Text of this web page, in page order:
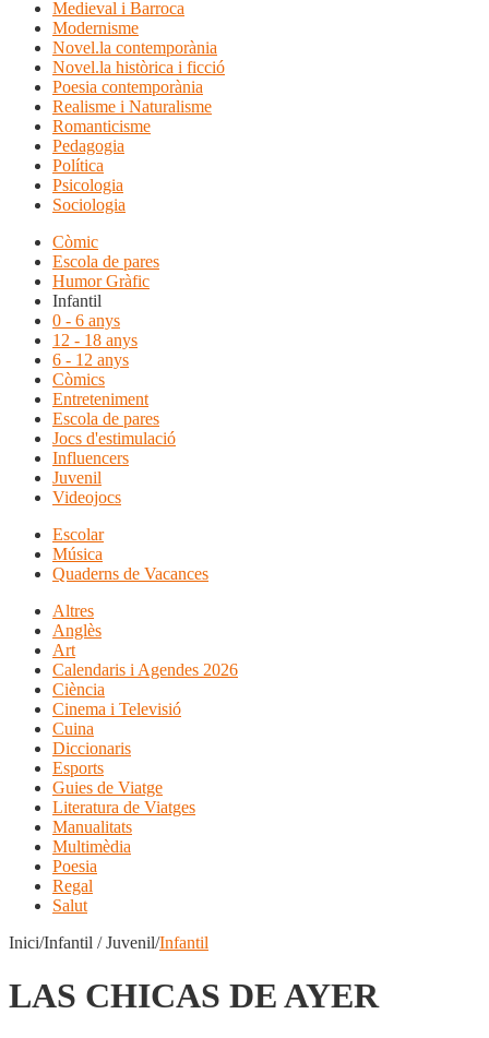
Medieval i Barroca
Modernisme
Novel.la contemporània
Novel.la històrica i ficció
Poesia contemporània
Realisme i Naturalisme
Romanticisme
Pedagogia
Política
Psicologia
Sociologia
Còmic
Escola de pares
Humor Gràfic
Infantil
0 - 6 anys
12 - 18 anys
6 - 12 anys
Còmics
Entreteniment
Escola de pares
Jocs d'estimulació
Influencers
Juvenil
Videojocs
Escolar
Música
Quaderns de Vacances
Altres
Anglès
Art
Calendaris i Agendes 2026
Ciència
Cinema i Televisió
Cuina
Diccionaris
Esports
Guies de Viatge
Literatura de Viatges
Manualitats
Multimèdia
Poesia
Regal
Salut
Inici/Infantil / Juvenil/Infantil
LAS CHICAS DE AYER